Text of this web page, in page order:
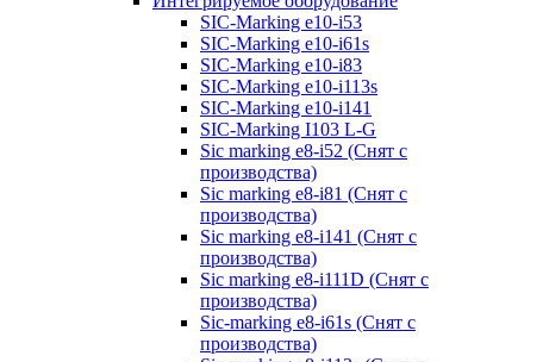
SIC-Marking e10-i53
SIC-Marking e10-i61s
SIC-Marking e10-i83
SIC-Marking e10-i113s
SIC-Marking e10-i141
SIC-Marking I103 L-G
Sic marking e8-i52 (Снят с
производства)
Sic marking e8-i81 (Снят с
производства)
Sic marking e8-i141 (Снят с
производства)
Sic marking e8-i111D (Снят с
производства)
Sic-marking e8-i61s (Снят с
производства)